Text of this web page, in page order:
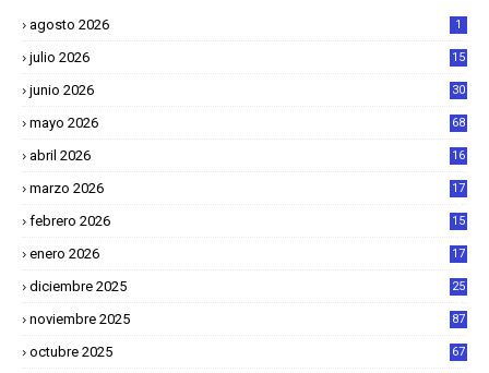
agosto 2026 1
julio 2026 15
junio 2026 30
mayo 2026 68
abril 2026
16
marzo 2026
17
febrero 2026
15
enero 2026
17
diciembre 2025
25
noviembre 2025 87
octubre 2025 67